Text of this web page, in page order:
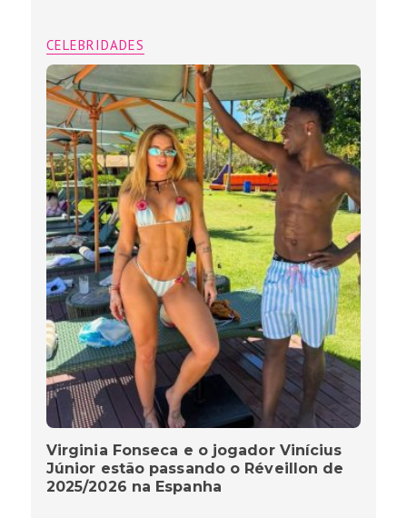
CELEBRIDADES
Virginia Fonseca e o jogador Vinícius
Júnior estão passando o Réveillon de
2025/2026 na Espanha